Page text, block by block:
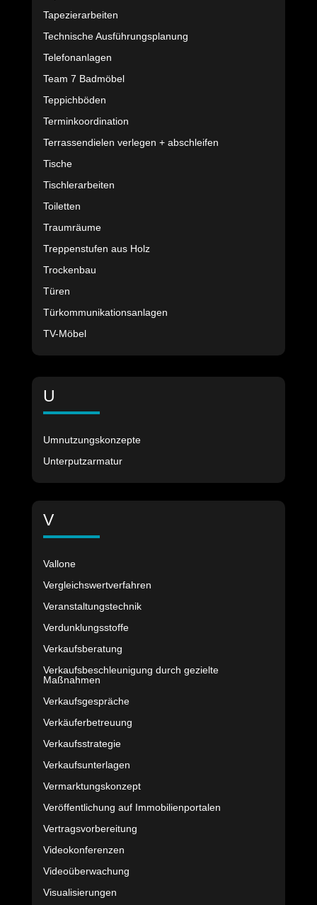
Tapezierarbeiten
Technische Ausführungsplanung
Telefonanlagen
Team 7 Badmöbel
Teppichböden
Terminkoordination
Terrassendielen verlegen + abschleifen
Tische
Tischlerarbeiten
Toiletten
Traumräume
Treppenstufen aus Holz
Trockenbau
Türen
Türkommunikationsanlagen
TV-Möbel
U
Umnutzungskonzepte
Unterputzarmatur
V
Vallone
Vergleichswertverfahren
Veranstaltungstechnik
Verdunklungsstoffe
Verkaufsberatung
Verkaufsbeschleunigung durch gezielte
Maßnahmen
Verkaufsgespräche
Verkäuferbetreuung
Verkaufsstrategie
Verkaufsunterlagen
Vermarktungskonzept
Veröffentlichung auf Immobilienportalen
Vertragsvorbereitung
Videokonferenzen
Videoüberwachung
Visualisierungen